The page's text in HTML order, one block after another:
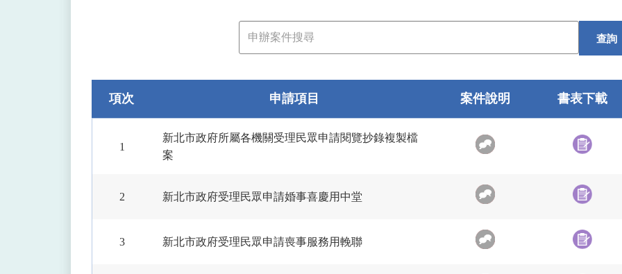
件
尋
查詢
項次 申請項目 案件說明 書表下載
1
新北市政府所屬各機關受理民眾申請閱覽抄錄複製檔
案
2 新北市政府受理民眾申請婚事喜慶用中堂
3 新北市政府受理民眾申請喪事服務用輓聯